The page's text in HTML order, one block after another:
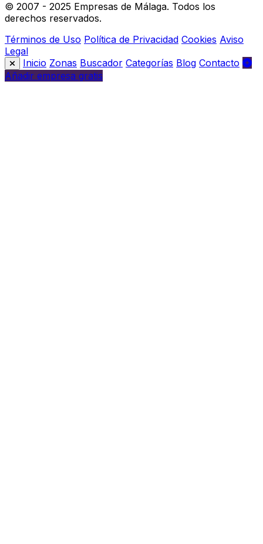
© 2007 - 2025 Empresas de Málaga. Todos los
derechos reservados.
Términos de Uso Política de Privacidad Cookies Aviso
Legal
Inicio Zonas Buscador Categorías Blog Contacto
Añadir empresa gratis